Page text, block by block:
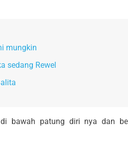
mungkin
sedang Rewel
bawah patung diri nya dan